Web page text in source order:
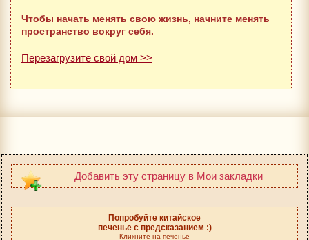
Чтобы начать менять свою жизнь, начните менять
пространство вокруг себя.
Перезагрузите свой дом >>
Добавить эту страницу в Мои закладки
Попробуйте китайское
печенье с предсказанием :)
Кликните на печенье